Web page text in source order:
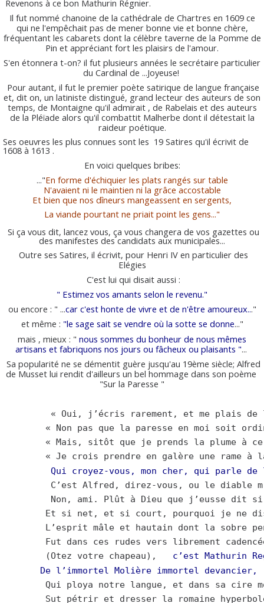
Revenons à ce bon Mathurin Régnier.
Il fut nommé chanoine de la cathédrale de Chartres en 1609 ce
qui ne l'empêchait pas de mener bonne vie et bonne chère,
fréquentant les cabarets dont la célèbre taverne de la Pomme de
Pin et appréciant fort les plaisirs de l'amour.
S'en étonnera t-on? il fut plusieurs années le secrétaire particulier
du Cardinal de ...Joyeuse!
Pour autant, il fut le premier poète satirique de langue française
et, dit on, un latiniste distingué, grand lecteur des auteurs de son
temps, de Montaigne qu'il admirait , de Rabelais et des auteurs
de la Pléïade alors qu'il combattit Malherbe dont il détestait la
raideur poétique.
Ses oeuvres les plus connues sont les 19 Satires qu'il écrivit de
1608 à 1613 .
En voici quelques bribes:
..."En forme d'échiquier les plats rangés sur table
N'avaient ni le maintien ni la grâce accostable
Et bien que nos dîneurs mangeassent en sergents,
La viande pourtant ne priait point les gens..."
Si ça vous dit, lancez vous, ça vous changera de vos gazettes ou
des manifestes des candidats aux municipales...
Outre ses Satires, il écrivit, pour Henri IV en particulier des
Elégies
C'est lui qui disait aussi :
" Estimez vos amants selon le revenu."
ou encore : " ...car c'est honte de vivre et de n'être amoureux..."
et même : "le sage sait se vendre où la sotte se donne..."
mais , mieux : " nous sommes du bonheur de nous mêmes
artisans et fabriquons nos jours ou fâcheux ou plaisants "...
Sa popularité ne se démentit guère jusqu'au 19ème siècle; Alfred
de Musset lui rendit d'ailleurs un bel hommage dans son poème
"Sur la Paresse "
         «
Oui, j’écris rarement, et me
« Non pas que la paresse en moi
« Mais, sitôt que je prends la
« Je crois prendre en galère une
Qui croyez-vous, mon cher, qui parle
C’est Alfred, direz-vous, ou le
Non, ami. Plût à Dieu que
Et si net, et si court, pourquoi je
L’esprit mâle et hautain dont la
Fut dans ces rudes vers librement
       (Otez votre chapeau),
c’est Mathurin
De l’immortel Molière immortel devancier,
Qui ploya notre langue, et dans sa
Sut pétrir et dresser la romaine